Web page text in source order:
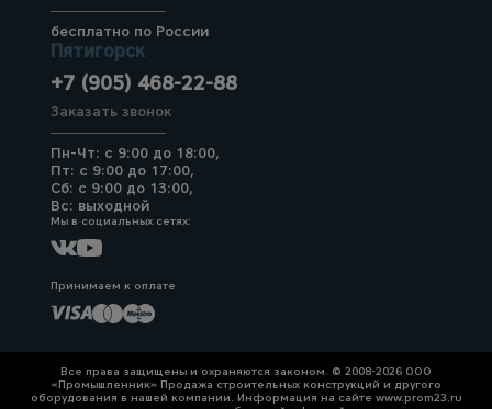
бесплатно по России
Пятигорск
+7 (905) 468-22-88
Заказать звонок
Пн-Чт: с 9:00 до 18:00,
Пт: с 9:00 до 17:00,
Сб: с 9:00 до 13:00,
Вс: выходной
Мы в социальных сетях:
Принимаем к оплате
Все права защищены и охраняются законом. © 2008-2026 ООО
«Промышленник» Продажа строительных конструкций и другого
оборудования в нашей компании. Информация на сайте www.prom23.ru